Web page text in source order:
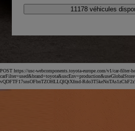
11178 véhicules
POST https://usc-webcomponents.toyota-europe.com/v1/car-filter-
vQDFTF17snsOFbnTZOHLLQlQtXfmd-